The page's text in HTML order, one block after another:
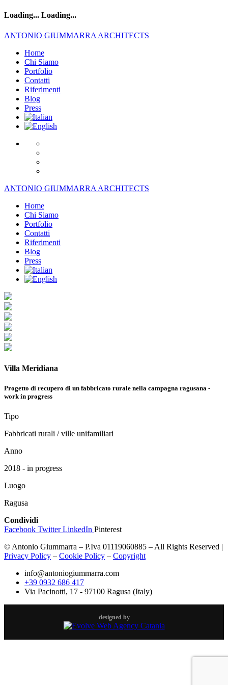
Loading... Loading...
ANTONIO GIUMMARRA ARCHITECTS
Home
Chi Siamo
Portfolio
Contatti
Riferimenti
Blog
Press
ANTONIO GIUMMARRA ARCHITECTS
Home
Chi Siamo
Portfolio
Contatti
Riferimenti
Blog
Press
Villa Meridiana
Progetto di recupero di un fabbricato rurale nella campagna ragusana -
work in progress
Tipo
Fabbricati rurali / ville unifamiliari
Anno
2018 - in progress
Luogo
Ragusa
Condividi
Facebook Twitter LinkedIn Pinterest
© Antonio Giummarra – P.Iva 01119060885 – All Rights Reserved |
Privacy Policy – Cookie Policy – Copyright
info@antoniogiummarra.com
+39 0932 686 417
Via Pacinotti, 17 - 97100 Ragusa (Italy)
designed by